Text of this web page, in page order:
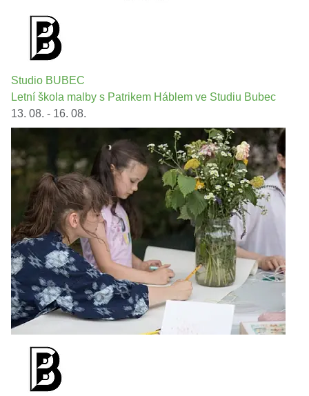
Studio BUBEC
Letní škola malby s Patrikem Háblem ve Studiu Bubec
13. 08. - 16. 08.